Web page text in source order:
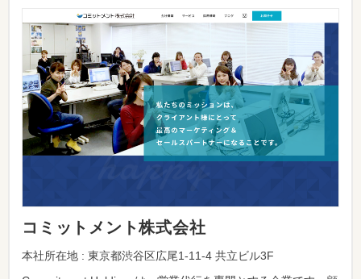
コミットメント株式会社
本社所在地 : 東京都渋谷区広尾1-11-4 共立ビル3F